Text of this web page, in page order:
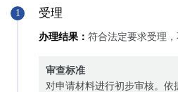
1 受理
办理结果： 符合法定要求受理
审查标准
对申请材料进行初步审核。依